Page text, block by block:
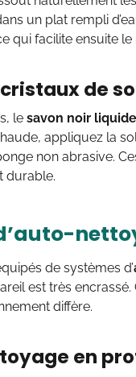
un plat rempli
qui facilite ensuite
de
le savon noir liquide
appliquez la
non abrasive.
durable.
de systèmes d’
est très
diffère.
en